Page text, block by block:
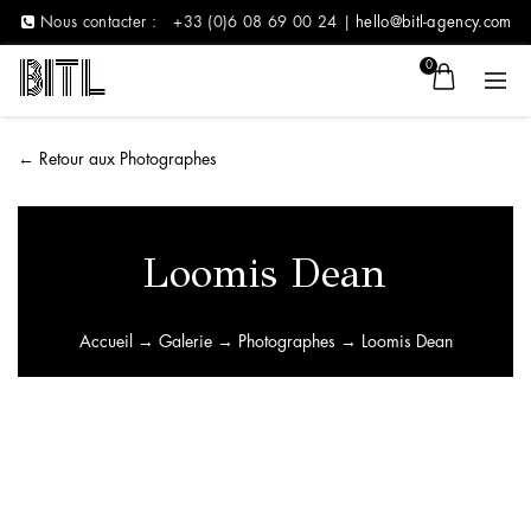
Nous contacter : +33 (0)6 08 69 00 24 | hello@bitl-agency.com
0
← Retour aux Photographes
Loomis Dean
Accueil → Galerie→ Photographes → Loomis Dean